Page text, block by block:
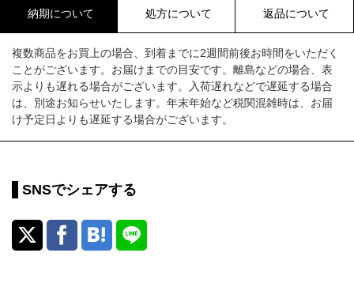
納期について 処方について 返品について
複数商品をお買上の場合、到着までに2週間前後お時間をいただく
ことがございます。お届けまでの目安です。離島などの場合、表
示よりも遅れる場合がございます。入荷遅れなどで遅延する場合
は、別途お知らせいたします。年末年始など税関混雑時は、お届
け予定日よりも遅延する場合がございます。
SNSでシェアする